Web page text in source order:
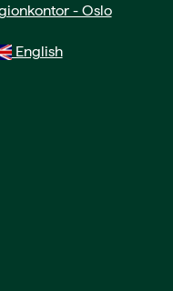
- Oslo
English